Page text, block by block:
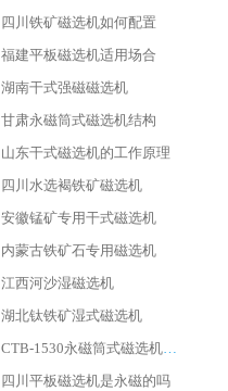
四川铁矿磁选机如何配置
福建平板磁选机适用场合
湖南干式强磁磁选机
甘肃永磁筒式磁选机结构
山东干式磁选机的工作原理
四川水选褐铁矿磁选机
安徽锰矿专用干式磁选机
内蒙古铁矿石专用磁选机
江西河沙湿磁选机
湖北钛铁矿湿式磁选机
CTB-1530永磁筒式磁选机代理商
四川平板磁选机是永磁的吗